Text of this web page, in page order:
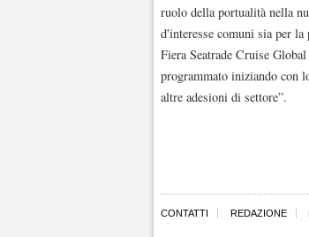
ruolo della portualità nella
d'interesse comuni sia per
Fiera Seatrade Cruise
programmato iniziando con
altre adesioni di settore”.
CONTATTI REDAZIONE